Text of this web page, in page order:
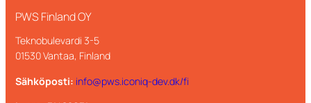
PWS Finland OY
Teknobulevardi 3-5
01530 Vantaa, Finland
Sähköposti: info@pws.iconiq-dev.dk/fi